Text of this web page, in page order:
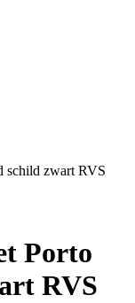
schild zwart RVS
Porto
RVS